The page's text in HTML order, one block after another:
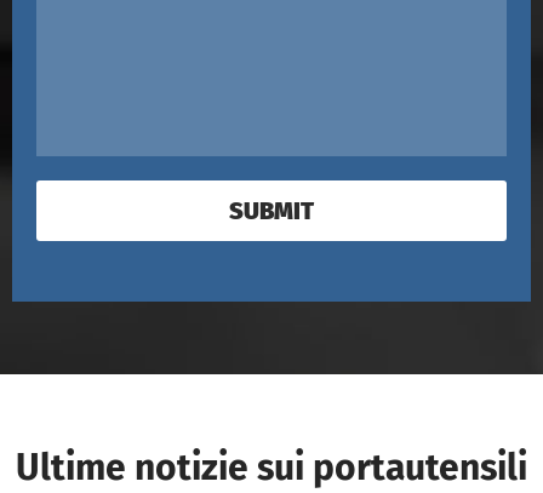
SUBMIT
Ultime notizie sui portautensili